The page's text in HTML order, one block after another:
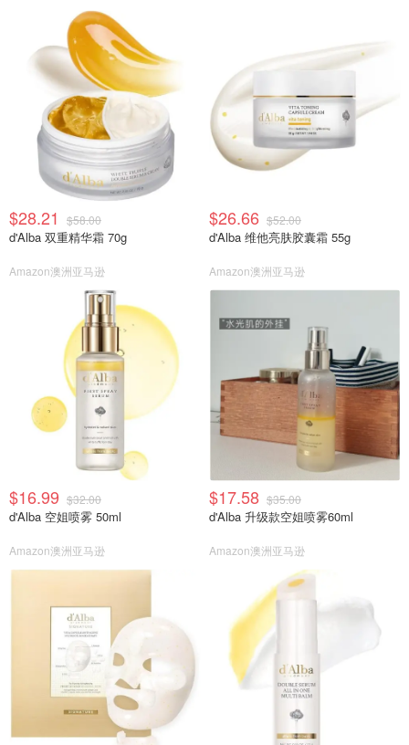
$28.21 $58.00
d'Alba 双重精华霜 70g
Amazon澳洲亚马逊
$26.66 $52.00
d'Alba 维他亮肤胶囊霜 55g
Amazon澳洲亚马逊
$16.99 $32.00
d'Alba 空姐喷雾 50ml
Amazon澳洲亚马逊
$17.58 $35.00
d'Alba 升级款空姐喷雾60ml
Amazon澳洲亚马逊